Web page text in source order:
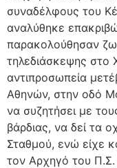
συναδέλφους του
αναλύθηκε
παρακολούθησαν
τηλεδιάσκεψης στο
αντιπροσωπεία
Αθηνών, στην οδό
να συζητήσει με
βάρδιας, να δεί τα
Σταθμού, ενώ είχε
τον Αρχηγό του Π.Σ.